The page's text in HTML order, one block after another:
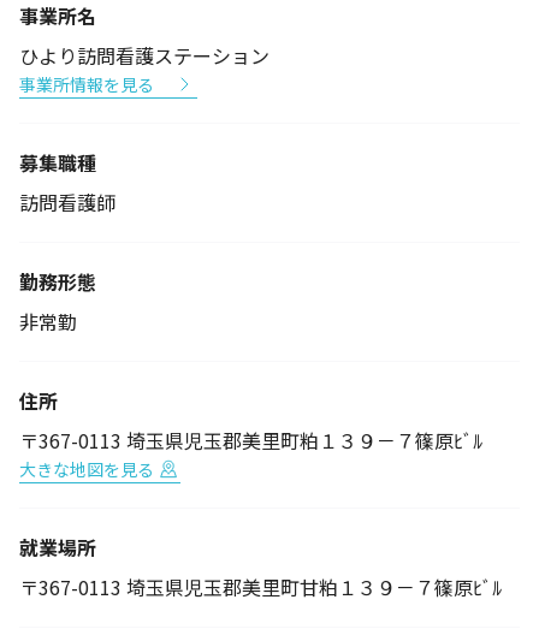
事業所名
ひより訪問看護ステーション
事業所情報を見る
募集職種
訪問看護師
勤務形態
非常勤
住所
〒367-0113 埼玉県児玉郡美里町粕１３９－７篠原ﾋﾞﾙ
大きな地図を見る
就業場所
〒367-0113 埼玉県児玉郡美里町甘粕１３９－７篠原ﾋﾞﾙ